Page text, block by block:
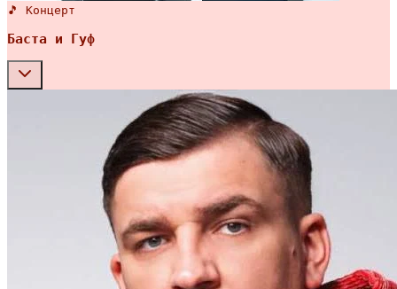
🎵 Концерт
Баста и Гуф